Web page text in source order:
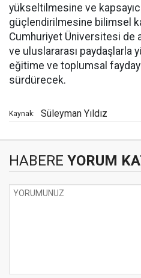
yükseltilmesine ve
güçlendirilmesine bilimsel
Cumhuriyet Üniversitesi de
ve uluslararası paydaşlarla
eğitime ve toplumsal
sürdürecek.
Kaynak: Süleyman Yıldız
HABERE YORUM